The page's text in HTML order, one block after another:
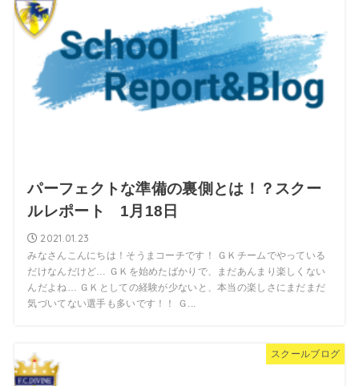
パーフェクトな準備の裏側とは！？スクー
ルレポート 1月18日
2021.01.23
みなさんこんにちは！そうまコーチです！ ＧＫチームでやっている
だけなんだけど… ＧＫを始めたばかりで、まだあんまり楽しくない
んだよね… ＧＫとしての経験が少ないと、本当の楽しさにまだまだ
気づいてない選手も多いです！！ Ｇ...
スクールブログ